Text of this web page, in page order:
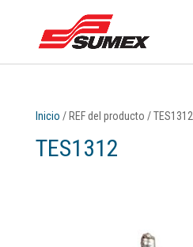
Inicio / REF del producto / TES1312
TES1312